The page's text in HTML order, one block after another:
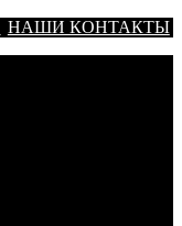
НАШИ КОНТАКТЫ